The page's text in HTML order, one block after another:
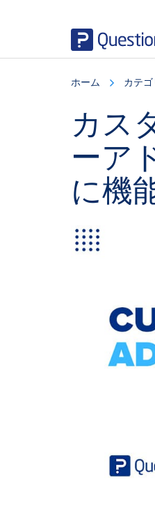
ホーム カテ
カス
ーア
に機